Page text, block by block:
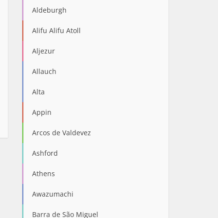
Aldeburgh
Alifu Alifu Atoll
Aljezur
Allauch
Alta
Appin
Arcos de Valdevez
Ashford
Athens
Awazumachi
Barra de São Miguel